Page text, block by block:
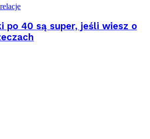
po 40 są super, jeśli wiesz o